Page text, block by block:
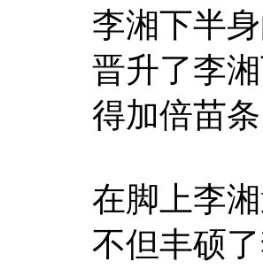
李湘下半
晋升了李
得加倍苗条
在脚上李
不但丰硕